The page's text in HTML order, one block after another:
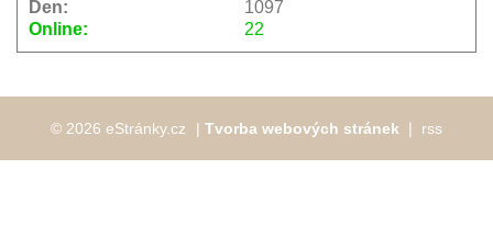
Online: 22
Den:
1097
© 2026 eStránky.cz | Tvorba webových stránek rss